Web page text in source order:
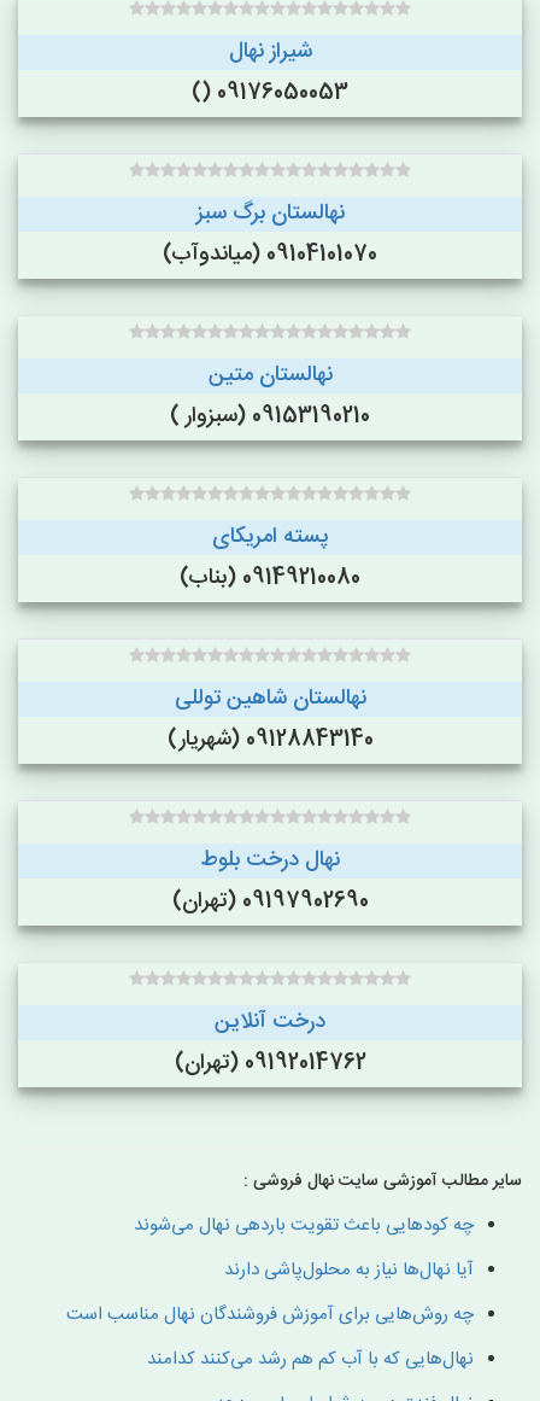
شیراز نهال
09176050053 ()
نهالستان برگ سبز
09104101070 (میاندوآب)
نهالستان متین
09153190210 (سبزوار )
پسته امریکای
09149210080 (بناب)
نهالستان شاهین توللی
09128843140 (شهریار)
نهال درخت بلوط
09197902690 (تهران)
درخت آنلاین
09192014762 (تهران)
سایر مطالب آموزشی سایت نهال فروشی :
چه کودهایی باعث تقویت باردهی نهال می‌شوند
آیا نهال‌ها نیاز به محلول‌پاشی دارند
چه روش‌هایی برای آموزش فروشندگان نهال مناسب است
نهال‌هایی که با آب کم هم رشد می‌کنند کدامند